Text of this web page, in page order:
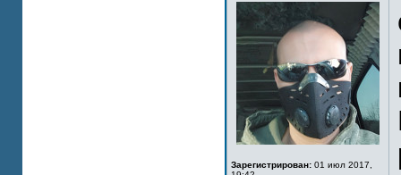
Зарегистрирован: 01 июл 2017,